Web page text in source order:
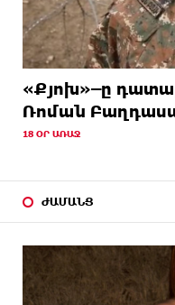
«Քյոխ»–ը
Ռոման
18 ՕՐ ԱՌԱՋ
ԺԱՄԱՆՑ